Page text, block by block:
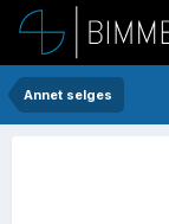
Annet selges